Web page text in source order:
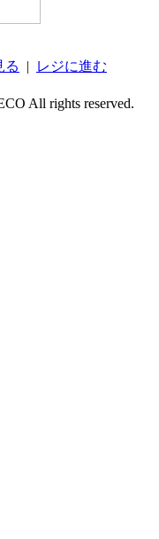
る | レジに進む
All rights reserved.